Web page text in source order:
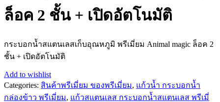
ล็อค 2 ชั้น + เปิดอัตโนมัติ
กระบอกน้ำสแตนเลสเก็บอุณหภูมิ พรีเมี่ยม Animal magic ล็อค 2
ชั้น + เปิดอัตโนมัติ
Add to wishlist
Categories: สินค้าพรีเมี่ยม ของพรีเมี่ยม, แก้วน้ำ กระบอกน้ำ
กล่องข้าว พรีเมี่ยม, แก้วสแตนเลส กระบอกน้ำสแตนเลส พรีเมี่